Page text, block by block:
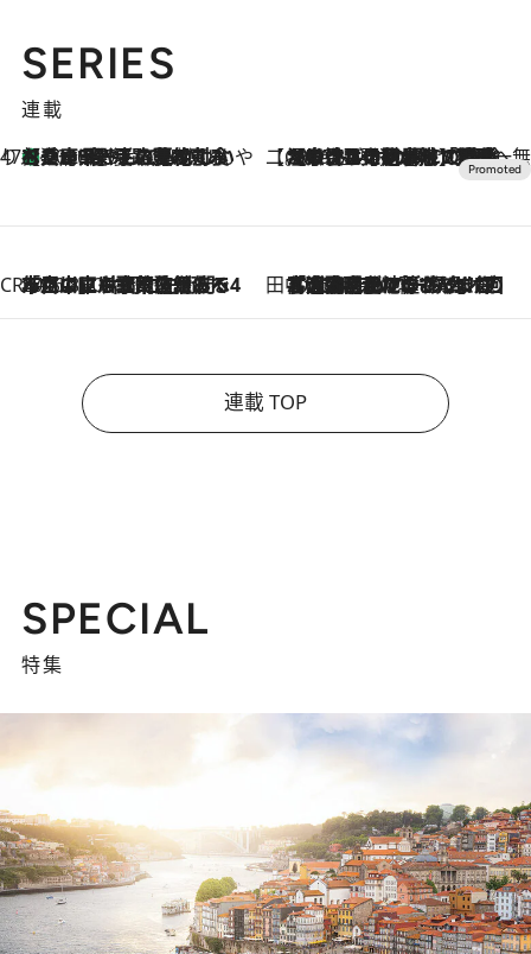
SERIES
連載
47都道府県の手みやげ ひんやりスイーツで夏を満喫
2026.8.8
【兵庫県】この夏絶対食べたい 冷やしておいしいおやつ3選 淡路島の恵みをジェラートに集約 【CREA×星野リゾート】唯一無二。癒しと発見が待つ場所へ
2026.8.7
【トンボの足水浴】ヒノキの香りに包まれて涼感マックス！約13℃の湧水かけ流しを避暑地「星野温泉 トンボの湯」で体験
CREA'S CHOICE
2026.8.7
「立川にも歌舞伎があるんだよ」 片岡仁左衛門・市川中車ら豪華座組みで4年目の立川立飛歌舞伎へ 田中稲の勝手に再ブーム
2026.8.7
「湘南乃風に憧れて」観客大盛上がりの“タオル回し”に、ラッパー顔負けの高速歌唱まで…さだまさし（74）のアグレッシブすぎる現在地
連載 TOP
SPECIAL
特集